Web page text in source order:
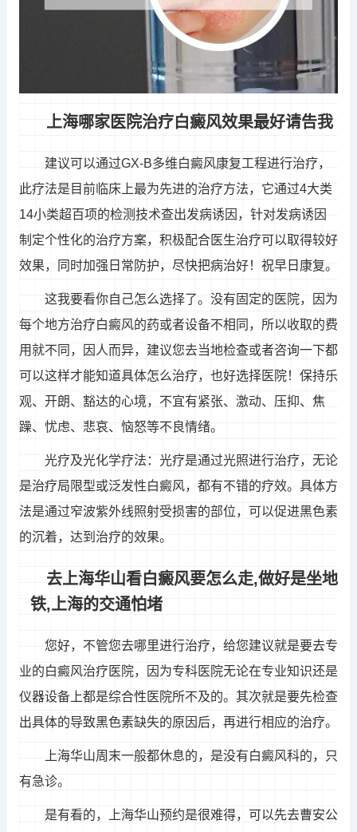
上海哪家医院治疗白癜风效果最好请告我
建议可以通过GX-B多维白癜风康复工程进行治疗，
此疗法是目前临床上最为先进的治疗方法，它通过4大类
14小类超百项的检测技术查出发病诱因，针对发病诱因
制定个性化的治疗方案，积极配合医生治疗可以取得较好
效果，同时加强日常防护，尽快把病治好！祝早日康复。
这我要看你自己怎么选择了。没有固定的医院，因为
每个地方治疗白癜风的药或者设备不相同，所以收取的费
用就不同，因人而异，建议您去当地检查或者咨询一下都
可以这样才能知道具体怎么治疗，也好选择医院！保持乐
观、开朗、豁达的心境，不宜有紧张、激动、压抑、焦
躁、忧虑、悲哀、恼怒等不良情绪。
光疗及光化学疗法：光疗是通过光照进行治疗，无论
是治疗局限型或泛发性白癜风，都有不错的疗效。具体方
法是通过窄波紫外线照射受损害的部位，可以促进黑色素
的沉着，达到治疗的效果。
去上海华山看白癜风要怎么走,做好是坐地
铁,上海的交通怕堵
您好，不管您去哪里进行治疗，给您建议就是要去专
业的白癜风治疗医院，因为专科医院无论在专业知识还是
仪器设备上都是综合性医院所不及的。其次就是要先检查
出具体的导致黑色素缺失的原因后，再进行相应的治疗。
上海华山周末一般都休息的，是没有白癜风科的，只
有急诊。
是有看的，上海华山预约是很难得，可以先去曹安公